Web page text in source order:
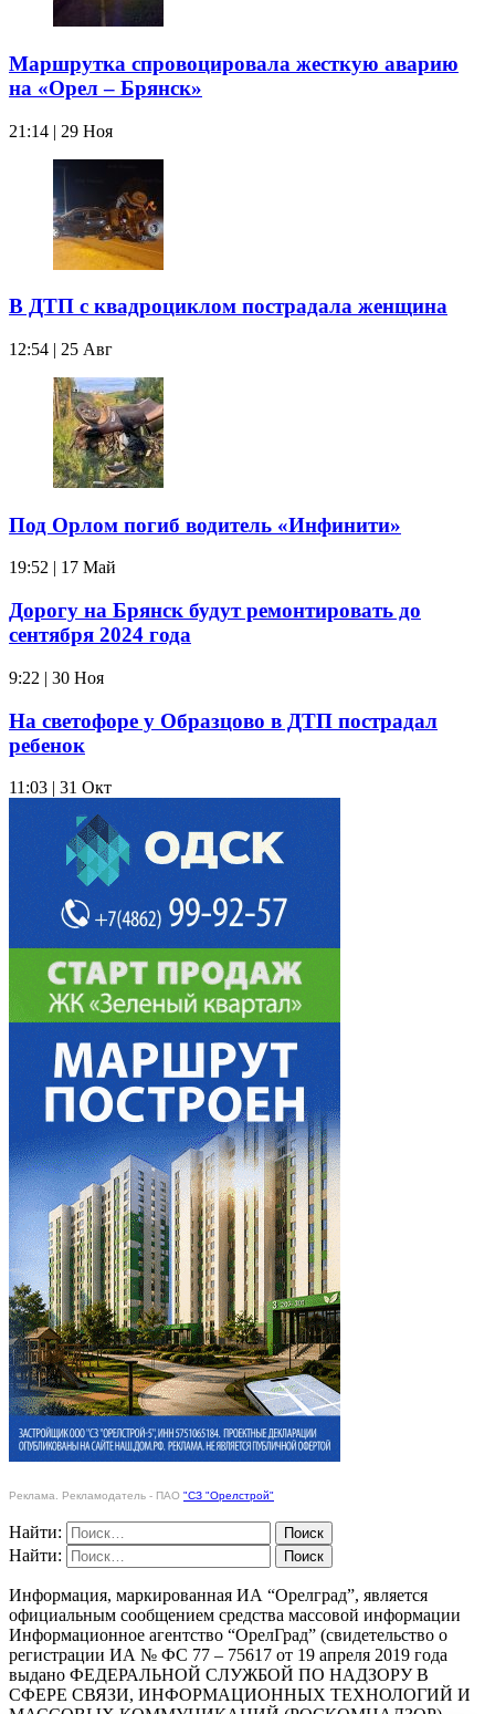
Маршрутка спровоцировала жесткую аварию
на «Орел – Брянск»
21:14 | 29 Ноя
В ДТП с квадроциклом пострадала женщина
12:54 | 25 Авг
Под Орлом погиб водитель «Инфинити»
19:52 | 17 Май
Дорогу на Брянск будут ремонтировать до
сентября 2024 года
9:22 | 30 Ноя
На светофоре у Образцово в ДТП пострадал
ребенок
11:03 | 31 Окт
Реклама. Рекламодатель - ПАО "СЗ "Орелстрой"
Найти:
Найти:
Информация, маркированная ИА “Орелград”, является
официальным сообщением средства массовой информации
Информационное агентство “ОрелГрад” (свидетельство о
регистрации ИА № ФС 77 – 75617 от 19 апреля 2019 года
выдано ФЕДЕРАЛЬНОЙ СЛУЖБОЙ ПО НАДЗОРУ В
СФЕРЕ СВЯЗИ, ИНФОРМАЦИОННЫХ ТЕХНОЛОГИЙ И